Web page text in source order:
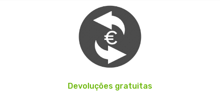
Devoluções gratuitas